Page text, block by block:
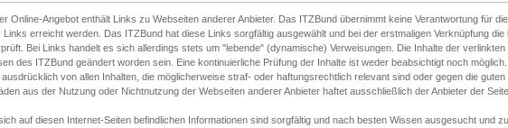
Online-Angebot enthält Links zu Webseiten anderer Anbieter. Das ITZBund übernimmt keine Verantwortung für
Links erreicht werden. Das ITZBund hat diese Links sorgfältig ausgewählt und bei der erstmaligen Verknüpfung die
Bei Links handelt es sich allerdings stets um "lebende" (dynamische) Verweisungen. Die Inhalte der
des ITZBund geändert worden sein. Eine kontinuierliche Prüfung der Inhalte ist weder beabsichtigt noch
von allen Inhalten, die möglicherweise straf- oder haftungsrechtlich relevant sind oder gegen die
aus der Nutzung oder Nichtnutzung der Webseiten anderer Anbieter haftet ausschließlich der Anbieter der
auf diesen Internet-Seiten befindlichen Informationen sind sorgfältig und nach besten Wissen ausgesucht und